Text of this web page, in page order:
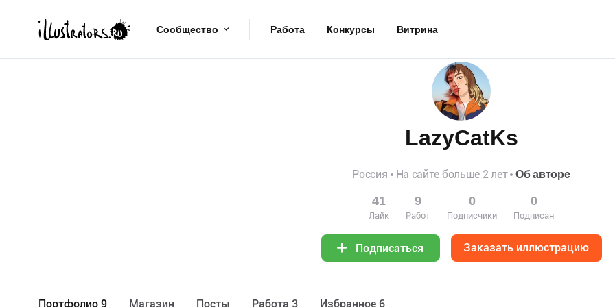
Сообщество Работа Конкурсы Витрина
LazyCatKs
Россия На сайте больше 2 лет Об авторе
41
Лайк
9
Работ
0
Подписчики
0
Подписан
Подписаться Заказать иллюстрацию
Портфолио 9 Maгазин Посты Работа 3 Избранное 6